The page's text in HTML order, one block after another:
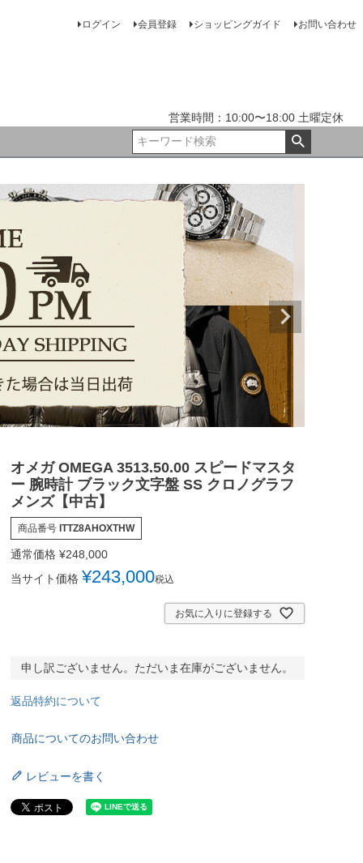
ログイン 会員登録 ショッピングガイド お問い合わせ
営業時間：10:00〜18:00 土曜定休
オメガ OMEGA 3513.50.00 スピードマスタ
ー 腕時計 ブラック文字盤 SS クロノグラフ
メンズ【中古】
商品番号 ITTZ8AHOXTHW
通常価格 ¥248,000
当サイト価格 ¥243,000税込
お気に入りに登録する
申し訳ございません。ただいま在庫がございません。
返品特約について
商品についてのお問い合わせ
レビューを書く